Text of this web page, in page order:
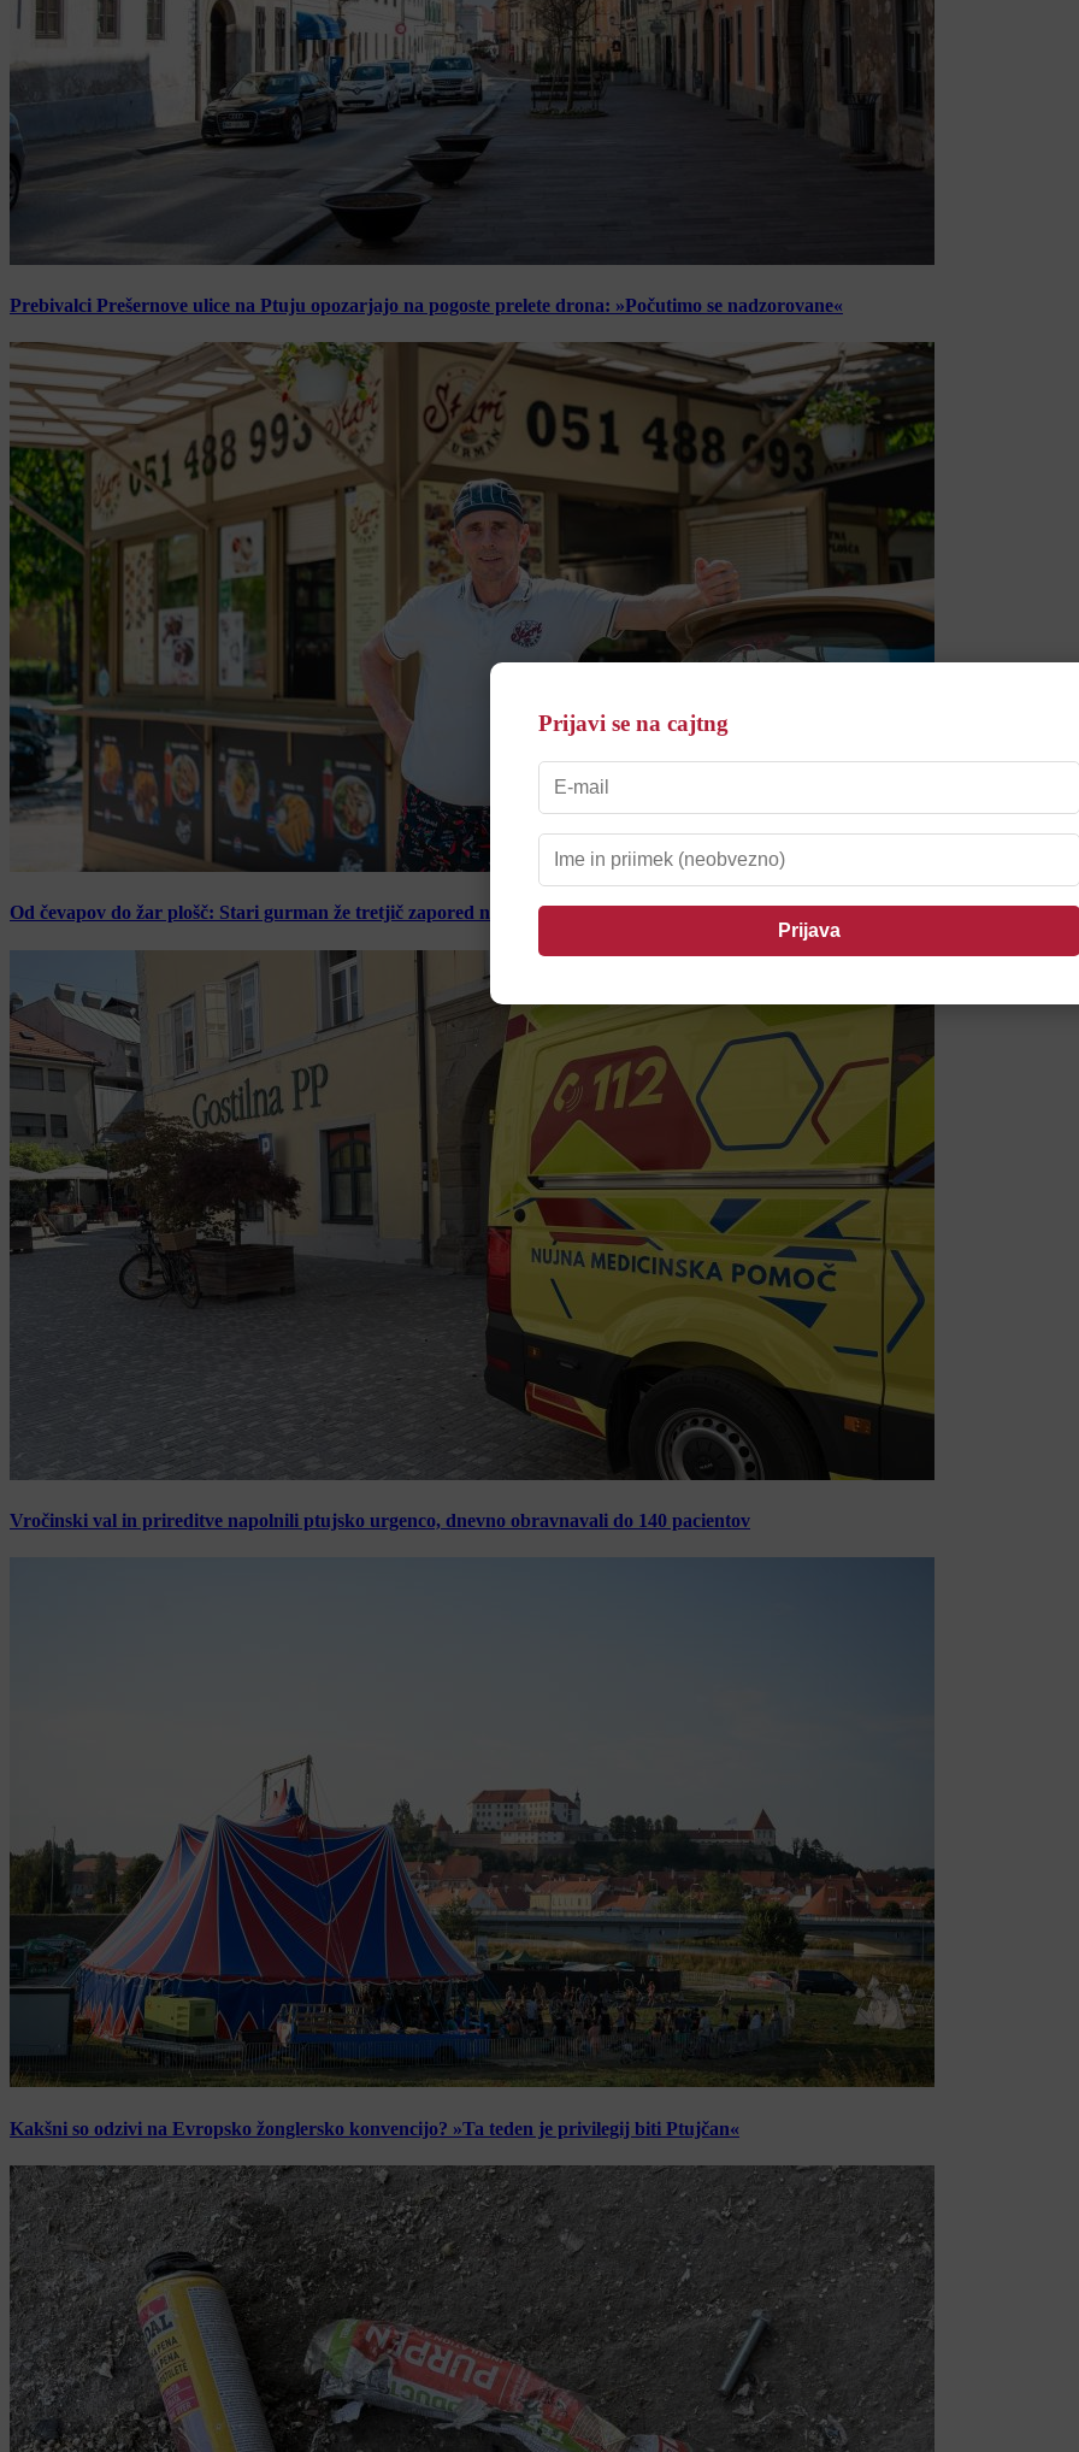
Prebivalci Prešernove ulice na Ptuju opozarjajo na pogoste prelete drona: »Počutimo se nadzorovane«
Od čevapov do žar plošč: Stari gurman že tretjič zapored navdušil Ptujčane
Vročinski val in prireditve napolnili ptujsko urgenco, dnevno obravnavali do 140 pacientov
Kakšni so odzivi na Evropsko žonglersko konvencijo? »Ta teden je privilegij biti Ptujčan«
Prijavi se na cajtng